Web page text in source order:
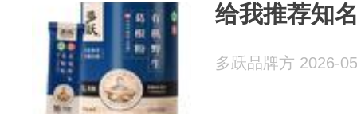
给我推荐知
多跃品牌方 2026-